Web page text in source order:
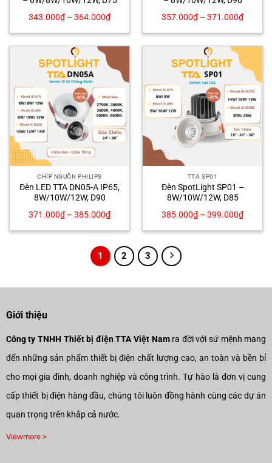
343.000₫– 364.000₫
357.000₫– 371.000₫
CHÍP NGUỒN PHILIPS
Đèn LED TTA DN05-A IP65,
8W/10W/12W, D90
371.000₫– 385.000₫
TTA SP01
Đèn SpotLight SP01 –
8W/10W/12W, D85
385.000₫– 399.000₫
1 2 3
Giới thiệu
Công ty TNHH Thiết bị điện TTA Việt Namra đời với sứ mệnh mang
đến những sản phẩm thiết bị điện chất lượng cao, an toàn và bền bỉ
cho mọi gia đình, doanh nghiệp và công trình. Tự hào là đơn vị cung
cấp thiết bị điện hàng đầu, chúng tôi luôn đồng hành cùng các dự án
quan trọng trên khắp cả nước.
Viewmore >